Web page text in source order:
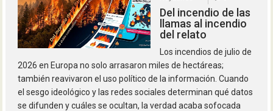
Del incendio de las
llamas al incendio
del relato
Los incendios de julio de
2026 en Europa no solo arrasaron miles de hectáreas;
también reavivaron el uso político de la información. Cuando
el sesgo ideológico y las redes sociales determinan qué datos
se difunden y cuáles se ocultan, la verdad acaba sofocada